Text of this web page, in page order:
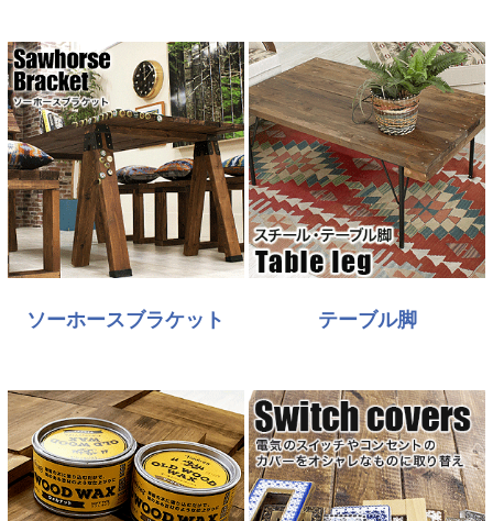
ソーホースブラケット テーブル脚